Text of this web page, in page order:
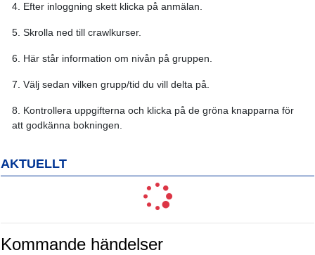
AKTUELLT
Kommande händelser
4. Efter inloggning skett klicka på anmälan.
5. Skrolla ned till crawlkurser.
6. Här står information om nivån på gruppen.
7. Välj sedan vilken grupp/tid du vill delta på.
8. Kontrollera uppgifterna och klicka på de gröna knapparna för
att godkänna bokningen.